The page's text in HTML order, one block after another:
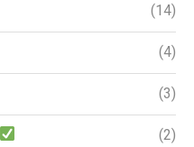
(14)
(4)
(3)
(2)